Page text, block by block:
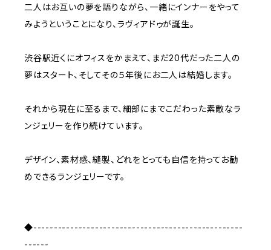
二人はお互いの夢を語りながら、一緒にインナーをやって
みようということになり、ラヴィアドゥが誕生。
渋谷駅近くにオフィスをかまえて、まだ20代だった二人の
夢はスタート、そしてその５年後にお二人は結婚します。
それから現在に至るまで、細部にまでこだわった素敵なラ
ンジェリーを作り続けています。
デザイン、素材感、縫製、どれをとっても自信を持ってお勧
めできるランジェリーです。
◆---------------------------------------------------
------